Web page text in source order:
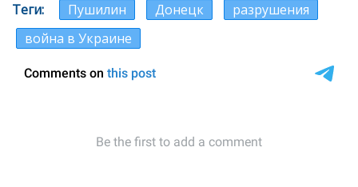
Теги Пушилин Донецк
разрушения
война в Украине